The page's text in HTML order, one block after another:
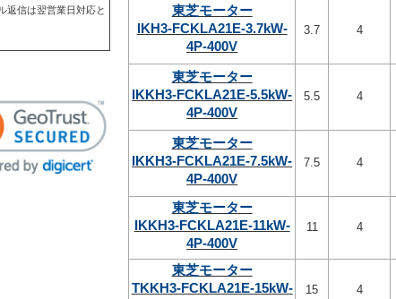
返信は翌営業日対応と
東芝モーター
IKH3-FCKLA21E-3.7kW-
4P-400V
3.7 4
東芝モーター
IKKH3-FCKLA21E-5.5kW-
4P-400V
5.5 4
東芝モーター
IKKH3-FCKLA21E-7.5kW-
4P-400V
7.5 4
東芝モーター
IKKH3-FCKLA21E-11kW-
4P-400V
11 4
東芝モーター
TKKH3-FCKLA21E-15kW-
15 4